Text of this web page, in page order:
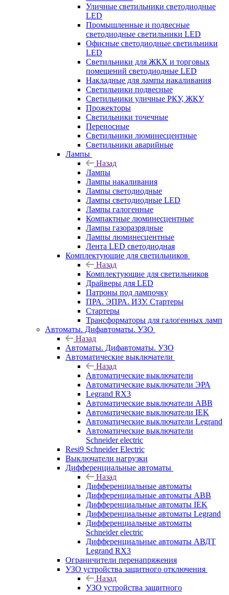
Уличные светильники светодиодные
LED
Промышленные и подвесные
светодиодные светильники LED
Офисные светодиодные светильники
LED
Светильники для ЖКХ и торговых
помещений светодиодные LED
Накладные для лампы накаливания
Светильники подвесные
Светильники уличные РКУ, ЖКУ
Прожекторы
Cветильники точечные
Переносные
Светильники люминесцентные
Светильники аварийные
Лампы
Назад
Лампы
Лампы накаливания
Лампы светодиодные
Лампы светодиодные LED
Лампы галогенные
Компактные люминесцентные
Лампы газоразрядные
Лампы люминесцентные
Лента LED светодиодная
Комплектующие для светильников
Назад
Комплектующие для светильников
Драйверы для LED
Патроны под лампочку
ПРА. ЭПРА. ИЗУ. Стартеры
Стартеры
Трансформаторы для галогенных ламп
Автоматы. Дифавтоматы. УЗО
Назад
Автоматы. Дифавтоматы. УЗО
Автоматические выключатели
Назад
Автоматические выключатели
Автоматические выключатели ЭРА
Legrand RX3
Автоматические выключатели ABB
Автоматические выключатели IEK
Автоматические выключатели Legrand
Автоматические выключатели
Schneider electric
Resi9 Schneider Electric
Выключатели нагрузки
Дифференциальные автоматы
Назад
Дифференциальные автоматы
Дифференциальные автоматы ABB
Дифференциальные автоматы IEK
Дифференциальные автоматы Legrand
Дифференциальные автоматы
Schneider electric
Дифференциальные автоматы АВДТ
Legrand RX3
Ограничители перенапряжения
УЗО устройства защитного отключения
Назад
УЗО устройства защитного